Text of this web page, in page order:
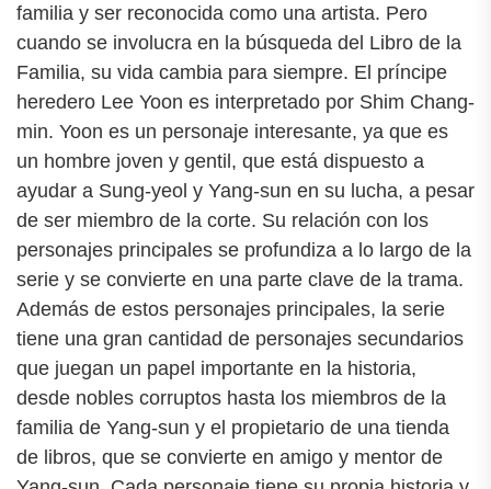
familia y ser reconocida como una artista. Pero
cuando se involucra en la búsqueda del Libro de la
Familia, su vida cambia para siempre. El príncipe
heredero Lee Yoon es interpretado por Shim Chang-
min. Yoon es un personaje interesante, ya que es
un hombre joven y gentil, que está dispuesto a
ayudar a Sung-yeol y Yang-sun en su lucha, a pesar
de ser miembro de la corte. Su relación con los
personajes principales se profundiza a lo largo de la
serie y se convierte en una parte clave de la trama.
Además de estos personajes principales, la serie
tiene una gran cantidad de personajes secundarios
que juegan un papel importante en la historia,
desde nobles corruptos hasta los miembros de la
familia de Yang-sun y el propietario de una tienda
de libros, que se convierte en amigo y mentor de